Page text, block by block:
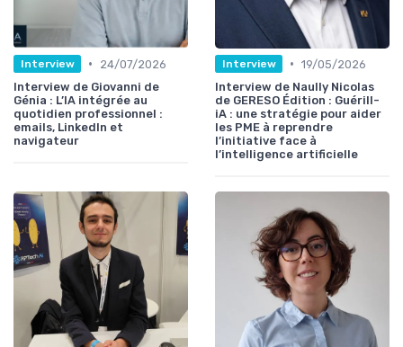
Interview •
24/07/2026
Interview de Giovanni de
Génia : L’IA intégrée au
quotidien professionnel :
emails, LinkedIn et
navigateur
Interview • 19/05/2026
Interview de Naully Nicolas
de GERESO Édition : Guérill-
iA : une stratégie pour aider
les PME à reprendre
l’initiative face à
l’intelligence artificielle